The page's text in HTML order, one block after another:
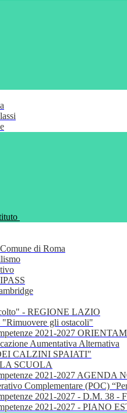
di Roma
- REGIONE LAZIO
"Rimuovere gli ostacoli"
2021-2027
Aumentativa Alternativa
CALZINI SPAIATI"
SCUOLA
2021-2027 AGENDA
Complementare (POC)
2021-2027 - D.M. 38
2021-2027 - PIANO